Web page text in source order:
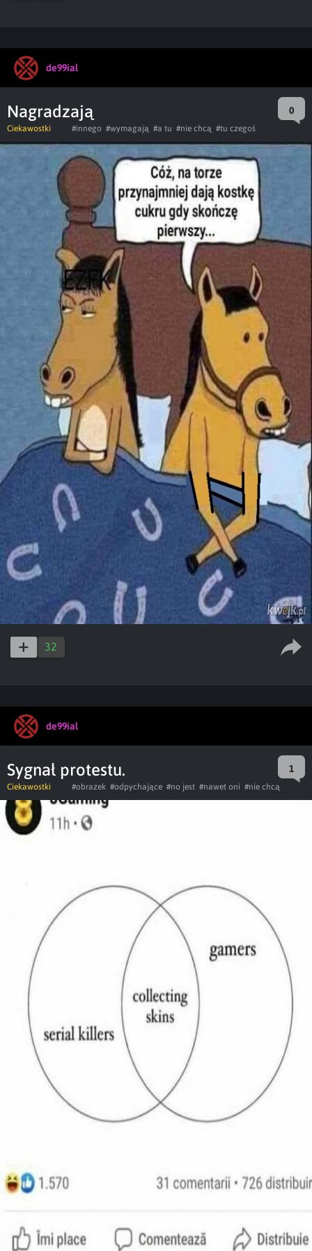
de99ial
Nagradzają 0
Ciekawostki #innego #wymagają #a tu #nie chcą #tu czegoś
32
de99ial
Sygnał protestu. 1
Ciekawostki #obrazek #odpychające #no jest #nawet oni #nie chcą